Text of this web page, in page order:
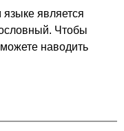
является
Чтобы
наводить